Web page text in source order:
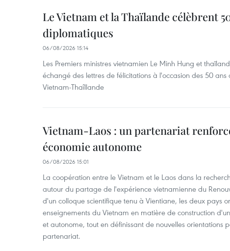
Le Vietnam et la Thaïlande célèbrent
diplomatiques
06/08/2026 15:14
Les Premiers ministres vietnamien Le Minh Hung et
échangé des lettres de félicitations à l'occasion des 50
Vietnam-Thaîllande
Vietnam-Laos : un partenariat
économie autonome
06/08/2026 15:01
La coopération entre le Vietnam et le Laos dans la
autour du partage de l'expérience vietnamienne du
d'un colloque scientifique tenu à Vientiane, les deux pays
enseignements du Vietnam en matière de construction
et autonome, tout en définissant de nouvelles orientations
partenariat.